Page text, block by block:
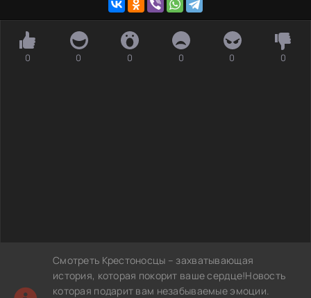
0 0 0 0 0 0
Смотреть Крестоносцы – захватывающая
история, которая покорит ваше сердце!Новость
которая подарит вам незабываемые эмоции.